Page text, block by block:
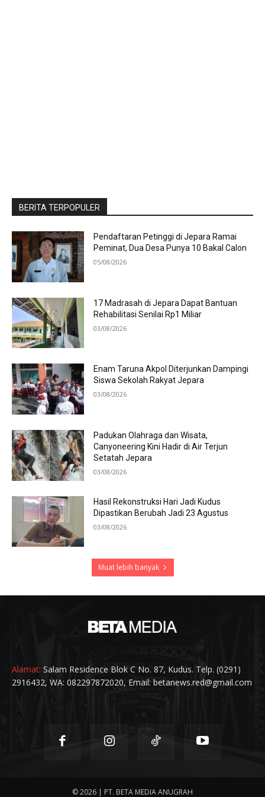
BERITA TERPOPULER
Pendaftaran Petinggi di Jepara Ramai
Peminat, Dua Desa Punya 10 Bakal Calon
05/08/2026
17 Madrasah di Jepara Dapat Bantuan
Rehabilitasi Senilai Rp1 Miliar
03/08/2026
Enam Taruna Akpol Diterjunkan Dampingi
Siswa Sekolah Rakyat Jepara
03/08/2026
Padukan Olahraga dan Wisata,
Canyoneering Kini Hadir di Air Terjun
Setatah Jepara
03/08/2026
Hasil Rekonstruksi Hari Jadi Kudus
Dipastikan Berubah Jadi 23 Agustus
03/08/2026
Muat lebih banyak
Alamat: Salam Residence Blok C No. 87, Kudus. Telp. (0291)
2916432, WA: 082297872020, Email: betanews.red@gmail.com
© 2026 | PT. BETA MEDIA ANUGRAH